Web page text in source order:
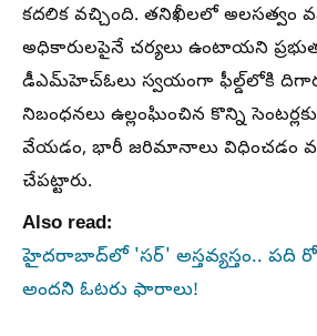
కదలిక వచ్చింది. తనిఖీలలో అలసత్వం
అధికారులపైనే చర్యలు ఉంటాయని
డీఎమ్‌హెచ్‌ఓలు స్వయంగా ఫీల్డ్‌లోకి
నిబంధనలు ఉల్లంఘించిన కొన్ని సెంటర్లకు
వేయడం, భారీ జరిమానాలు విధించడం
చేపట్టారు.
Also read:
హైదరాబాద్‌లో 'సర్' అస్తవ్యస్తం.. పది
అందని ఓటరు ఫారాలు!